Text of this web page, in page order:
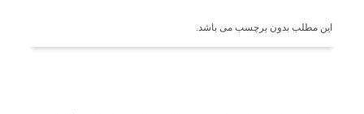
این مطلب بدون برچسب می باشد.